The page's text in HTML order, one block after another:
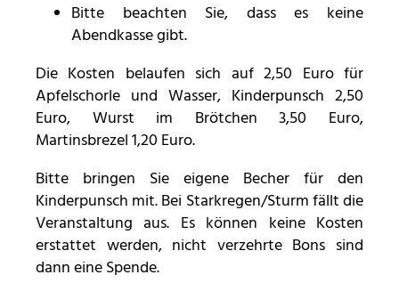
Bitte beachten Sie, dass es keine
Abendkasse gibt.
Die Kosten belaufen sich auf 2,50 Euro für
Apfelschorle und Wasser, Kinderpunsch 2,50
Euro, Wurst im Brötchen 3,50 Euro,
Martinsbrezel 1,20 Euro.
Bitte bringen Sie eigene Becher für den
Kinderpunsch mit. Bei Starkregen/Sturm fällt die
Veranstaltung aus. Es können keine Kosten
erstattet werden, nicht verzehrte Bons sind
dann eine Spende.
Statistik Cookies erfassen Informationen anonym.
Diese Informationen helfen uns zu verstehen, wie
unsere Besucher unsere Website nutzen. Hierzu
nutzen wir die Software matomo. Daten werden
_pk_id
Anbieter:
Stiftung Scheuern